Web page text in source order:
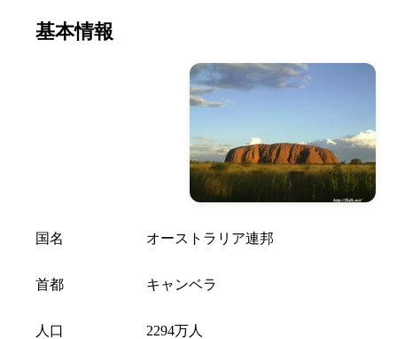
基本情報
国名 オーストラリア連邦
首都 キャンベラ
人口 2294万人